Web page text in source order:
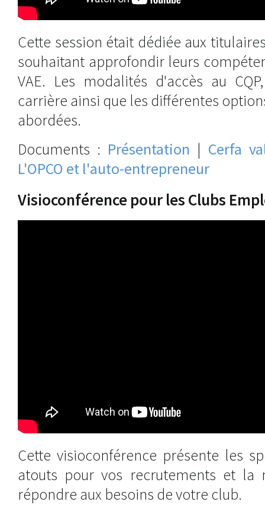
Cette session était dédiée aux
souhaitant approfondir leurs
VAE. Les modalités d'accès au
carrière ainsi que les différentes
abordées.
Documents : Présentation | Cerfa
L'OPCO et l'auto-entrepreneur
Visioconférence pour les Clubs
Cette visioconférence présente les
atouts pour vos recrutements et
répondre aux besoins de votre club.